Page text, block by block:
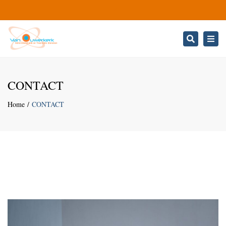
Close
Search
CONTACT
Home CONTACT